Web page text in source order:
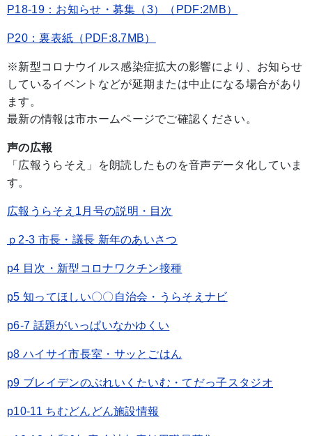
P18-19：お知らせ・募集（3）（PDF:2MB）
P20：裏表紙（PDF:8.7MB）
※新型コロナウイルス感染症拡大の影響により、お知らせ
しているイベントなどが延期または中止になる場合があり
ます。
最新の情報は市ホームページでご確認ください。
声の広報
「広報うらそえ」を朗読したものを音声データ化していま
す。
広報うらそえ1月号の説明・目次
ｐ2-3 市長・議長 新年のあいさつ
p4 目次・新型コロナワクチン接種
p5 知ってほしい〇〇自治会・うらそえナビ
p6-7 話題がいっぱいなかゆくい
p8 ハイサイ市長室・サッとごはん
p9 ブレイデンのぶれいくたいむ・てだっ子スタジオ
p10-11 ちむどんどん施設情報